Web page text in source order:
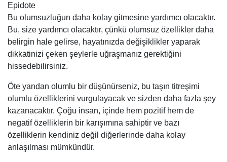
Epidote
Bu olumsuzluğun daha kolay gitmesine yardımcı olacaktır.
Bu, size yardımcı olacaktır, çünkü olumsuz özellikler daha
belirgin hale gelirse, hayatınızda değişiklikler yaparak
dikkatinizi çeken şeylerle uğraşmanız gerektiğini
hissedebilirsiniz.
Öte yandan olumlu bir düşünürseniz, bu taşın titreşimi
olumlu özelliklerini vurgulayacak ve sizden daha fazla şey
kazanacaktır. Çoğu insan, içinde hem pozitif hem de
negatif özelliklerin bir karışımına sahiptir ve bazı
özelliklerin kendiniz değil diğerlerinde daha kolay
anlaşılması mümkündür.